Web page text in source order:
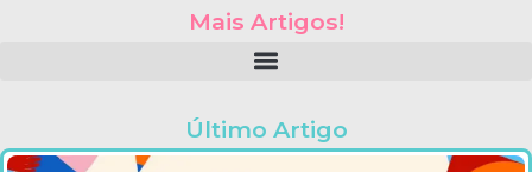
Mais Artigos!
Último Artigo